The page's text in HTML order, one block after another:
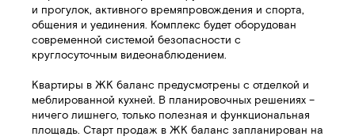
и прогулок, активного времяпровождения и спорта,
общения и уединения. Комплекс будет оборудован
современной системой безопасности с
круглосуточным видеонаблюдением.
Квартиры в ЖК баланс предусмотрены с отделкой и
меблированной кухней. В планировочных решениях –
ничего лишнего, только полезная и функциональная
площадь. Старт продаж в ЖК баланс запланирован на